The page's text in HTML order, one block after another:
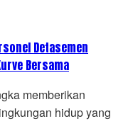
Detasemen
Bersama
memberikan
hidup yang